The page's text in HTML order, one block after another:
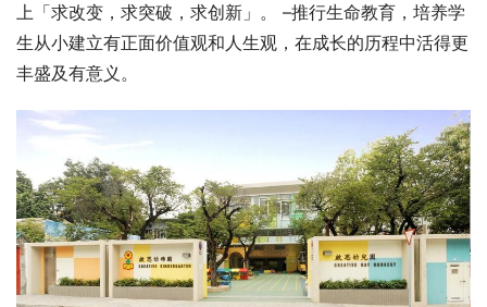
上「求改变，求突破，求创新」。 –推行生命教育，培养学
生从小建立有正面价值观和人生观，在成长的历程中活得更
丰盛及有意义。